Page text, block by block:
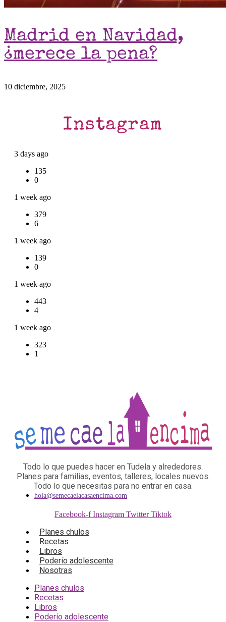
Madrid en Navidad,
¿merece la pena?
10 diciembre, 2025
Instagram
3 days ago
135
0
1 week ago
379
6
1 week ago
139
0
1 week ago
443
4
1 week ago
323
1
Todo lo que puedes hacer en Tudela y alrededores.
Planes para familias, eventos, talleres, locales nuevos.
Todo lo que necesitas para no entrar en casa.
hola@semecaelacasaencima.com
Facebook-f Instagram Twitter Tiktok
Planes chulos
Recetas
Libros
Poderío adolescente
Nosotras
Planes chulos
Recetas
Libros
Poderío adolescente